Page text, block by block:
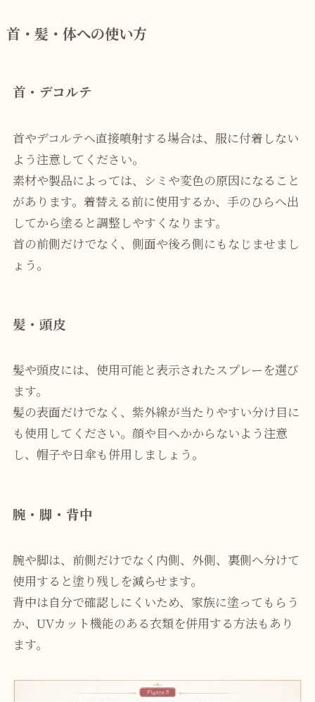
首・髪・体への使い方
首・デコルテ
首やデコルテへ直接噴射する場合は、服に付着しない
よう注意してください。
素材や製品によっては、シミや変色の原因になること
があります。着替える前に使用するか、手のひらへ出
してから塗ると調整しやすくなります。
首の前側だけでなく、側面や後ろ側にもなじませまし
ょう。
髪・頭皮
髪や頭皮には、使用可能と表示されたスプレーを選び
ます。
髪の表面だけでなく、紫外線が当たりやすい分け目に
も使用してください。顔や目へかからないよう注意
し、帽子や日傘も併用しましょう。
腕・脚・背中
腕や脚は、前側だけでなく内側、外側、裏側へ分けて
使用すると塗り残しを減らせます。
背中は自分で確認しにくいため、家族に塗ってもらう
か、UVカット機能のある衣類を併用する方法もあり
ます。